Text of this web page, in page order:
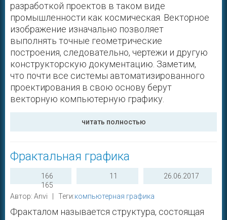
разработкой проектов в таком виде
промышленности как космическая. Векторное
изображение изначально позволяет
выполнять точные геометрические
построения, следовательно, чертежи и другую
конструкторскую документацию. Заметим,
что почти все системы автоматизированного
проектирования в свою основу берут
векторную компьютерную графику.
читать полностью
Фрактальная графика
166
165
11 26.06.2017
Автор: Anvi | Теги:компьютерная графика
Фракталом называется структура, состоящая